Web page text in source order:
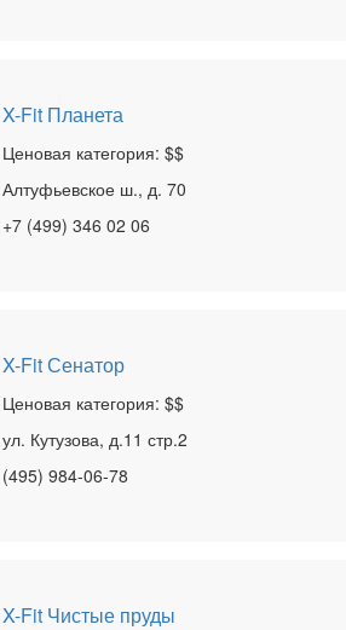
X-Fit Планета
Ценовая категория: $$
Алтуфьевское ш., д. 70
+7 (499) 346 02 06
X-Fit Сенатор
Ценовая категория: $$
ул. Кутузова, д.11 стр.2
(495) 984-06-78
X-Fit Чистые пруды